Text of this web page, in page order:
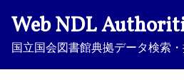
Web NDL
国立国会図書館典拠データ検索